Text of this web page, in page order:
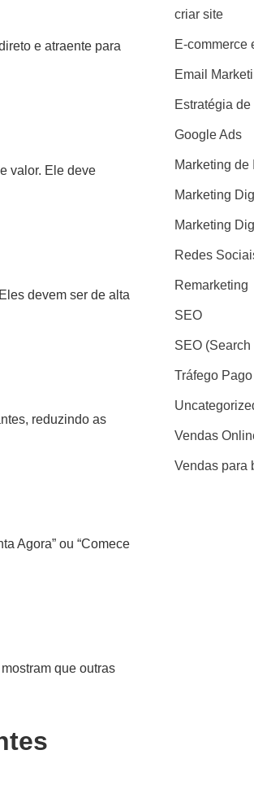
e atraente para
valor. Ele deve
devem ser de alta
reduzindo as
Agora” ou “Comece
que outras
criar site
E-commerce
Email
Estratégia de
Google Ads
Marketing de
Marketing
Marketing
Redes
Remarketing
SEO
SEO
Tráfego Pago
Vendas
Vendas para